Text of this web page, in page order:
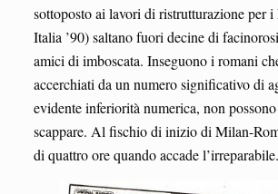
sottoposto ai lavori di ristrutturazione per
Italia ’90) saltano fuori decine di
amici di imboscata. Inseguono i romani
accerchiati da un numero significativo di
evidente inferiorità numerica, non
scappare. Al fischio di inizio di Milan-
di quattro ore quando accade l’irreparabile.